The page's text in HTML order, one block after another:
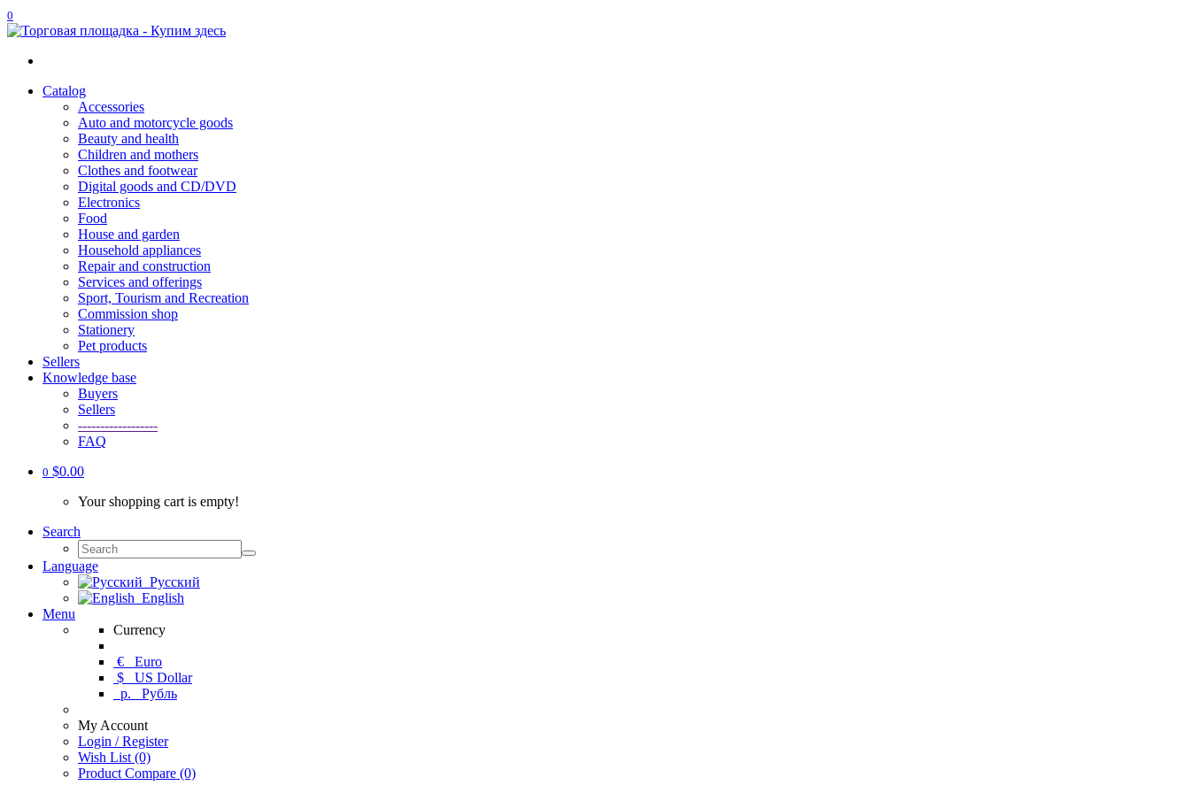
0
Catalog
Accessories
Auto and motorcycle goods
Beauty and health
Children and mothers
Clothes and footwear
Digital goods and CD/DVD
Electronics
Food
House and garden
Household appliances
Repair and construction
Services and offerings
Sport, Tourism and Recreation
Commission shop
Stationery
Pet products
Sellers
Knowledge base
Buyers
Sellers
------------------
FAQ
0 $0.00
Your shopping cart is empty!
Search
Language
Русский
English
Menu
Currency
€ Euro
$ US Dollar
р. Рубль
My Account
Login / Register
Wish List (0)
Product Compare (0)